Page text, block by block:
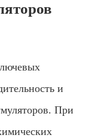
и
При